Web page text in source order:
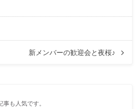
新メンバーの歓迎会と夜桜♪
事も人気です。